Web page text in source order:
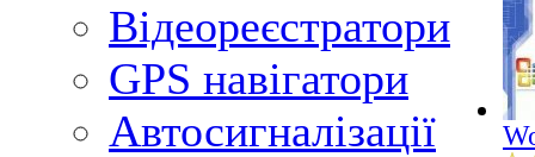
Відеореєстратори
GPS навігатори
Автосигналізації